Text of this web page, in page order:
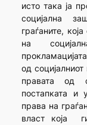
исто така ја
социјална
граѓаните,
на
од
правата од
постапката и
права на
власт која